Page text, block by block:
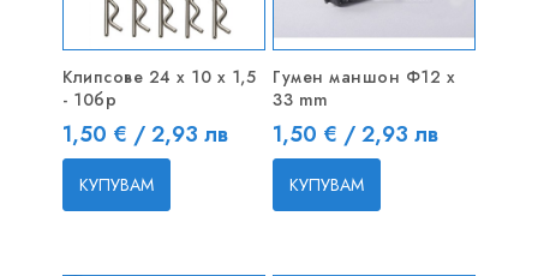
Клипсове 24 x 10 х 1,5
- 10бр
Цена
1,50 € / 2,93 лв
КУПУВАМ
Гумен маншон Ф12 x
33 mm
Цена
1,50 € / 2,93 лв
КУПУВАМ